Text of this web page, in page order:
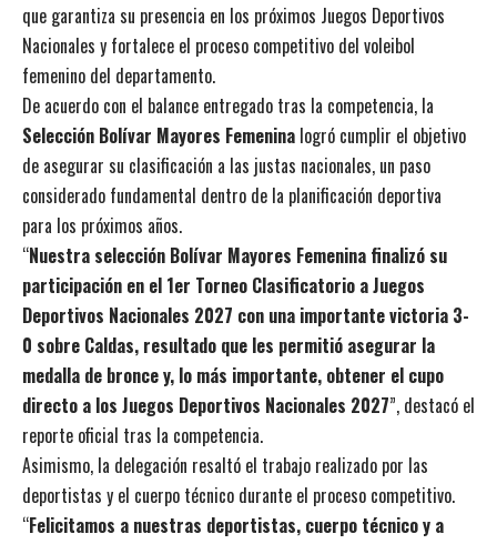
que garantiza su presencia en los próximos Juegos Deportivos
Nacionales y fortalece el proceso competitivo del voleibol
femenino del departamento.
De acuerdo con el balance entregado tras la competencia, la
Selección Bolívar Mayores Femenina logró cumplir el objetivo
de asegurar su clasificación a las justas nacionales, un paso
considerado fundamental dentro de la planificación deportiva
para los próximos años.
“Nuestra selección Bolívar Mayores Femenina finalizó su
participación en el 1er Torneo Clasificatorio a Juegos
Deportivos Nacionales 2027 con una importante victoria 3-
0 sobre Caldas, resultado que les permitió asegurar la
medalla de bronce y, lo más importante, obtener el cupo
directo a los Juegos Deportivos Nacionales 2027”, destacó el
reporte oficial tras la competencia.
Asimismo, la delegación resaltó el trabajo realizado por las
deportistas y el cuerpo técnico durante el proceso competitivo.
“Felicitamos a nuestras deportistas, cuerpo técnico y a